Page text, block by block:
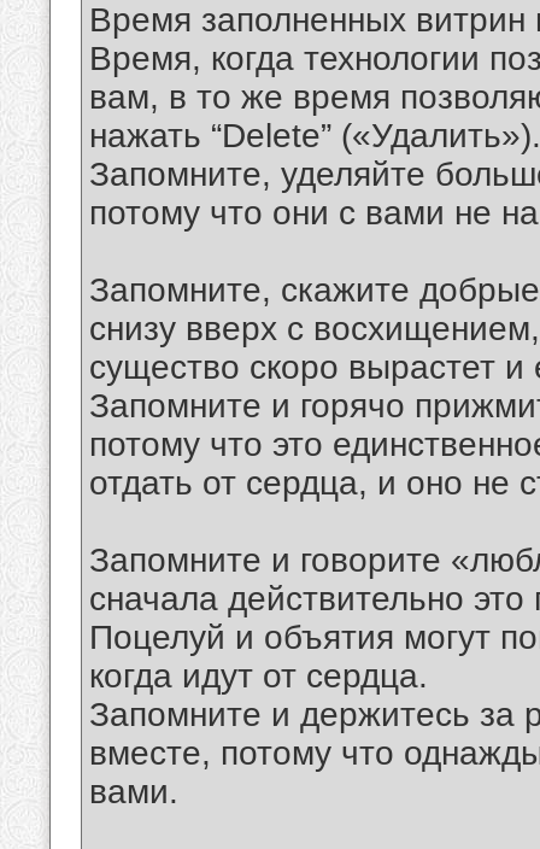
Время заполненных витрин
Время, когда технологии
вам, в то же время
нажать “Delete” («Удалить»).
Запомните, уделяйте
потому что они с вами не
Запомните, скажите
снизу вверх с
существо скоро вырастет
Запомните и горячо
потому что это
отдать от сердца, и оно не
Запомните и говорите
сначала действительно это
Поцелуй и объятия могут
когда идут от сердца.
Запомните и держитесь за
вместе, потому что
вами.